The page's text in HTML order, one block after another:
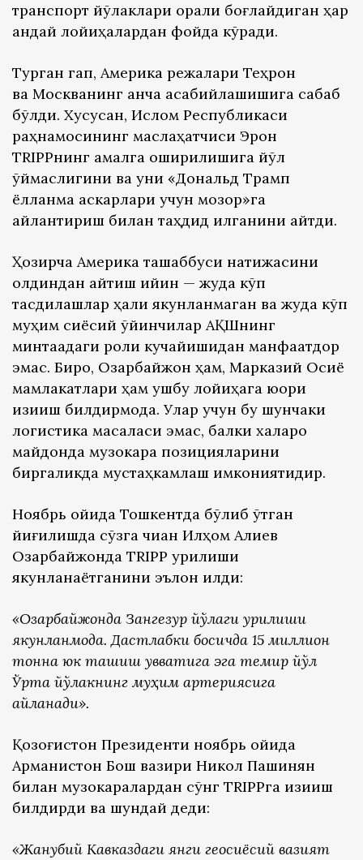
транспорт йўлаклари орқали боғлайдиган ҳар
қандай лойиҳалардан фойда кўради.
Турган гап, Америка режалари Теҳрон
ва Москванинг анча асабийлашишига сабаб
бўлди. Хусусан, Ислом Республикаси
раҳнамосининг маслаҳатчиси Эрон
ТRIPPнинг амалга оширилишига йўл
қўймаслигини ва уни «Дональд Трамп
ёлланма аскарлари учун мозор»га
айлантириш билан таҳдид қилганини айтди.
Ҳозирча Америка ташаббуси натижасини
олдиндан айтиш қийин — жуда кўп
тасдиқлашлар ҳали якунланмаган ва жуда кўп
муҳим сиёсий ўйинчилар АҚШнинг
минтақадаги роли кучайишидан манфаатдор
эмас. Бироқ, Озарбайжон ҳам, Марказий Осиё
мамлакатлари ҳам ушбу лойиҳага юқори
қизиқиш билдирмоқда. Улар учун бу шунчаки
логистика масаласи эмас, балки халқаро
майдонда музокара позицияларини
биргаликда мустаҳкамлаш имкониятидир.
Ноябрь ойида Тошкентда бўлиб ўтган
йиғилишда сўзга чиққан Илҳом Алиев
Озарбайжонда TRIPP қурилиши
якунланаётганини эълон қилди:
«Озарбайжонда Зангезур йўлаги қурилиши
якунланмоқда. Дастлабки босқичда 15 миллион
тонна юк ташиш қувватига эга темир йўл
Ўрта йўлакнинг муҳим артериясига
айланади».
Қозоғистон Президенти ноябрь ойида
Арманистон Бош вазири Никол Пашинян
билан музокаралардан сўнг TRIPPга қизиқиш
билдирди ва шундай деди:
«Жанубий Кавказдаги янги геосиёсий вазият